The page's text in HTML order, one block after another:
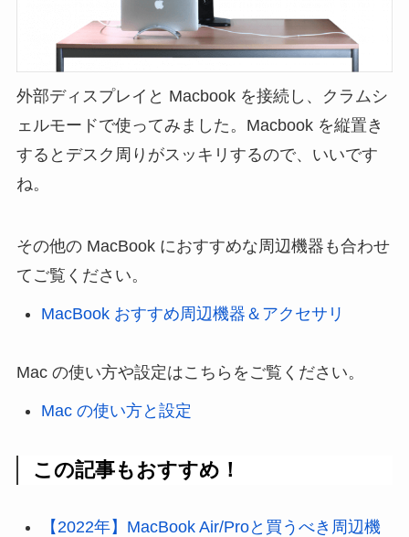
外部ディスプレイと Macbook を接続し、クラムシ
ェルモードで使ってみました。Macbook を縦置き
するとデスク周りがスッキリするので、いいです
ね。
その他の MacBook におすすめな周辺機器も合わせ
てご覧ください。
MacBook おすすめ周辺機器＆アクセサリ
Mac の使い方や設定はこちらをご覧ください。
Mac の使い方と設定
この記事もおすすめ！
【2022年】MacBook Air/Proと買うべき周辺機